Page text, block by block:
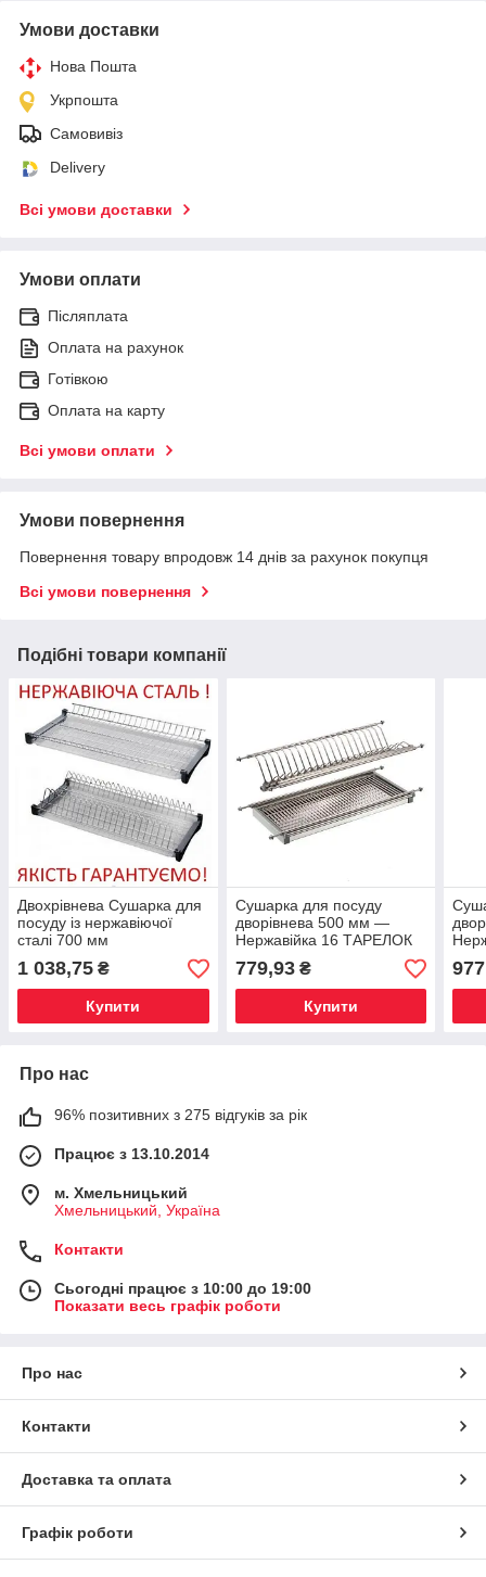
Умови доставки
Нова Пошта
Укрпошта
Самовивіз
Delivery
Всі умови доставки
Умови оплати
Післяплата
Оплата на рахунок
Готівкою
Оплата на карту
Всі умови оплати
Умови повернення
Повернення товару впродовж 14 днів за рахунок покупця
Всі умови повернення
Подібні товари компанії
Двохрівнева Сушарка для
посуду із нержавіючої
сталі 700 мм
1 038,75 ₴
Купити
Сушарка для посуду
дворівнева 500 мм —
Нержавійка 16 ТАРЕЛОК
779,93₴
Купити
Про нас
96% позитивних з 275 відгуків за рік
Працює з 13.10.2014
м. Хмельницький
Хмельницький, Україна
Контакти
Сьогодні працює з 10:00 до 19:00
Показати весь графік роботи
Про нас
Контакти
Доставка та оплата
Графік роботи